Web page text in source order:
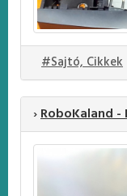
#Sajtó, Cikkek
›RoboKaland -